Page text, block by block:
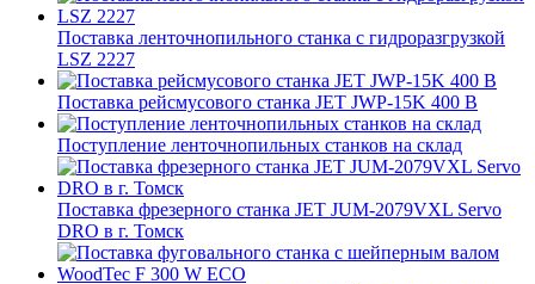
Поставка ленточнопильного станка c гидроразгрузкой
LSZ 2227
Поставка рейсмусового станка JET JWP-15K 400 В
Поступление ленточнопильных станков на склад
Поставка фрезерного станка JET JUM-2079VXL Servo
DRO в г. Томск